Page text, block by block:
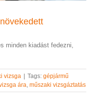
minden kiadást fedezni,
vizsga Tags: gépjármű
ára, műszaki vizsgáztatás